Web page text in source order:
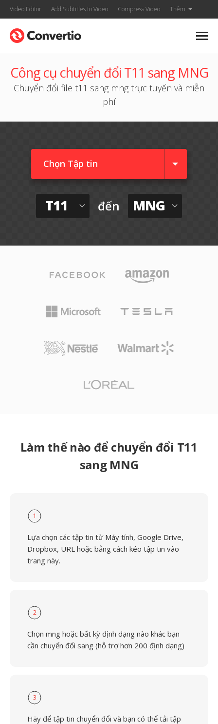
Video Editor Add Subtitles to Video Compress Video Thêm
Công cụ chuyển đổi T11 sang MNG
Chuyển đổi file t11 sang mng trực tuyến và miễn
phí
Chọn Tập tin
T11 đến MNG
Làm thế nào để chuyển đổi T11
sang MNG
1
Lựa chọn các tập tin từ Máy tính, Google Drive,
Dropbox, URL hoặc bằng cách kéo tập tin vào
trang này.
2
Chọn mng hoặc bất kỳ định dạng nào khác bạn
cần chuyển đổi sang (hỗ trợ hơn 200 định dạng)
3
Hãy để tập tin chuyển đổi và bạn có thể tải tập